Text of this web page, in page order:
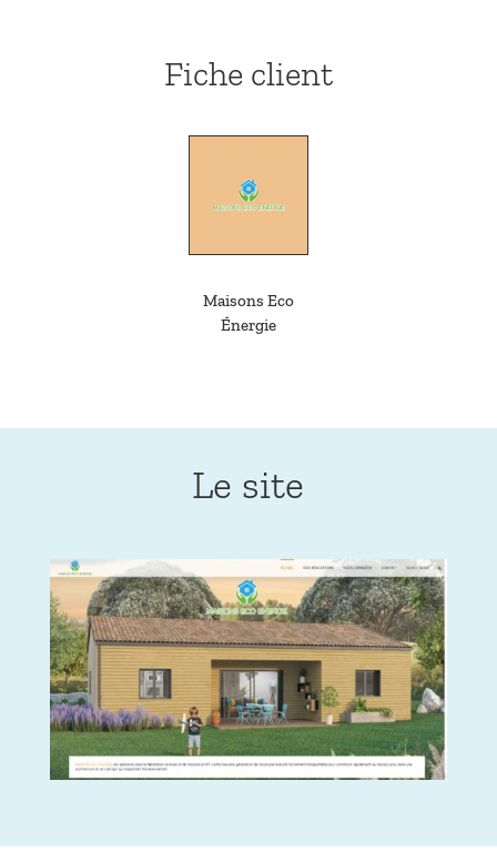
Fiche client
Maisons Eco
Énergie
Le site